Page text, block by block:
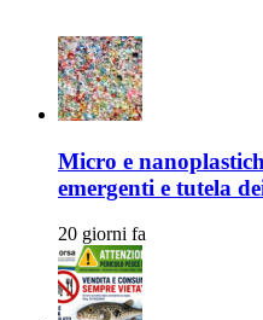
Micro e
emergenti e tutela
20 giorni fa